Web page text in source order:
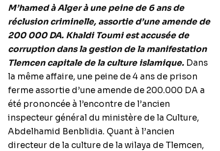
M’hamed à Alger à une peine de 6 ans de
réclusion criminelle, assortie d’une amende de
200 000 DA. Khaldi Toumi est accusée de
corruption dans la gestion de la manifestation
Tlemcen capitale de la culture islamique. Dans
la même affaire, une peine de 4 ans de prison
ferme assortie d’une amende de 200.000 DA a
été prononcée à l’encontre de l’ancien
inspecteur général du ministère de la Culture,
Abdelhamid Benblidia. Quant à l’ancien
directeur de la culture de la wilaya de Tlemcen,